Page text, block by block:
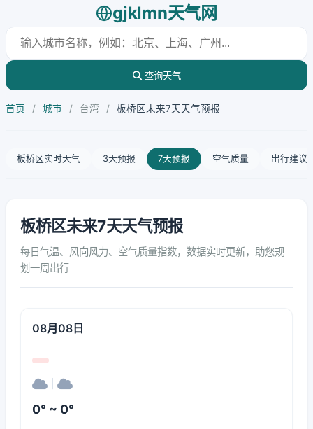
gjklmn天气网
查询天气
首页 / 城市 / 台湾 / 板桥区未来7天天气预报
板桥区实时天气 3天预报 7天预报 空气质量 出行建议
板桥区未来7天天气预报
每日气温、风向风力、空气质量指数，数据实时更新，助您规
划一周出行
08月08日
0° ~ 0°